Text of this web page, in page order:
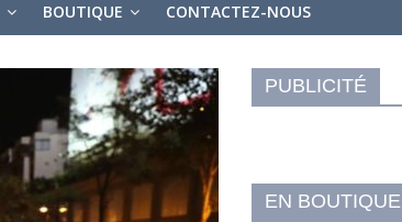
BOUTIQUE CONTACTEZ-NOUS
PUBLICITÉ
EN BOUTIQUE